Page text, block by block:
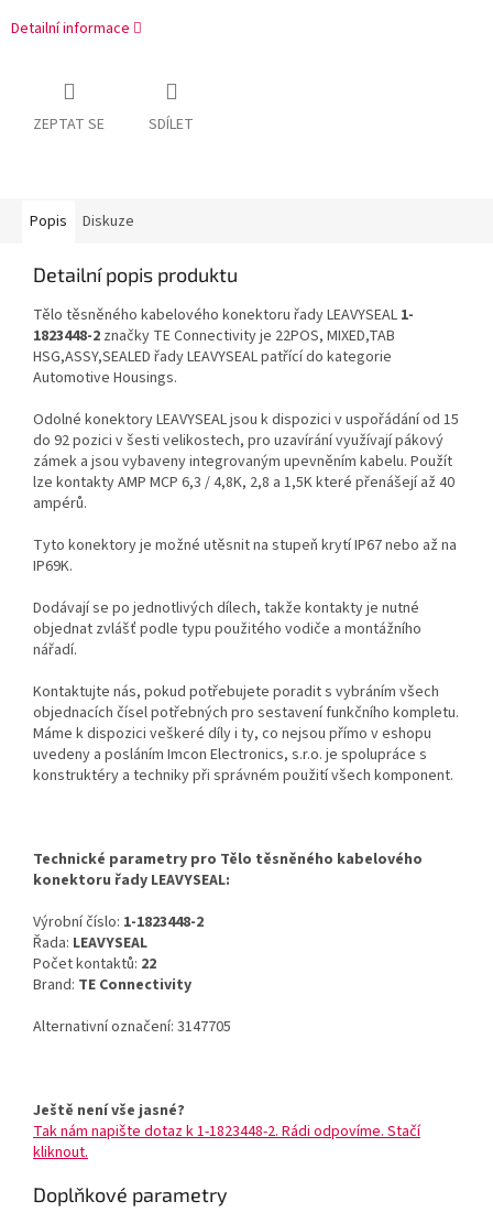
Detailní informace
ZEPTAT SE SDÍLET
Popis Diskuze
Detailní popis produktu
Tělo těsněného kabelového konektoru řady LEAVYSEAL 1-
1823448-2 značky TE Connectivity je 22POS, MIXED,TAB
HSG,ASSY,SEALED řady LEAVYSEAL patřící do kategorie
Automotive Housings.
Odolné konektory LEAVYSEAL jsou k dispozici v uspořádání od 15
do 92 pozici v šesti velikostech, pro uzavírání využívají pákový
zámek a jsou vybaveny integrovaným upevněním kabelu. Použít
lze kontakty AMP MCP 6,3 / 4,8K, 2,8 a 1,5K které přenášejí až 40
ampérů.
Tyto konektory je možné utěsnit na stupeň krytí IP67 nebo až na
IP69K.
Dodávají se po jednotlivých dílech, takže kontakty je nutné
objednat zvlášť podle typu použitého vodiče a montážního
nářadí.
Kontaktujte nás, pokud potřebujete poradit s vybráním všech
objednacích čísel potřebných pro sestavení funkčního kompletu.
Máme k dispozici veškeré díly i ty, co nejsou přímo v eshopu
uvedeny a posláním Imcon Electronics, s.r.o. je spolupráce s
konstruktéry a techniky při správném použití všech komponent.
Technické parametry pro Tělo těsněného kabelového
konektoru řady LEAVYSEAL:
Výrobní číslo: 1-1823448-2
Řada: LEAVYSEAL
Počet kontaktů: 22
Brand: TE Connectivity
Alternativní označení: 3147705
Ještě není vše jasné?
Tak nám napište dotaz k 1-1823448-2. Rádi odpovíme. Stačí
kliknout.
Doplňkové parametry